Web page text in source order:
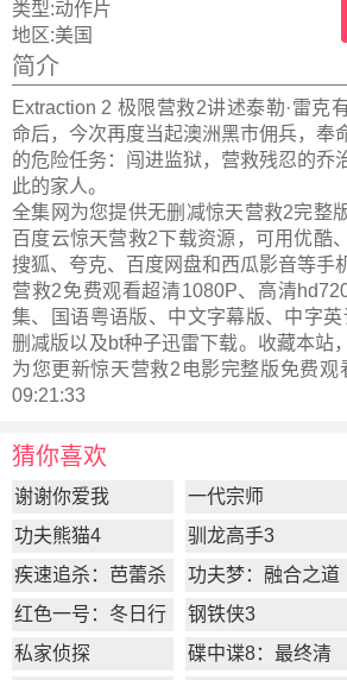
类型:动作片
地区:美国
简介
Extraction 2 极限营救2讲述泰勒·雷克
命后，今次再度当起澳洲黑市佣兵，奉
的危险任务：闯进监狱，营救残忍的乔
此的家人。
全集网为您提供无删减惊天营救2完整
百度云惊天营救2下载资源，可用优酷
搜狐、夸克、百度网盘和西瓜影音等手
营救2免费观看超清1080P、高清
集、国语粤语版、中文字幕版、中字
删减版以及bt种子迅雷下载。收藏本站
为您更新惊天营救2电影完整版免费观
09:21:33
猜你喜欢
谢谢你爱我 一代宗师
功夫熊猫4
驯龙高手3
疾速追杀：芭蕾杀
姬
功夫梦：融合之道
红色一号：冬日行
动
钢铁侠3
私家侦探
碟中谍8：最终清